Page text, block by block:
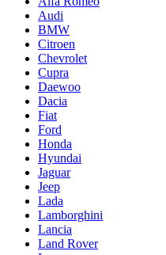
Audi
BMW
Citroen
Chevrolet
Cupra
Daewoo
Dacia
Fiat
Ford
Honda
Hyundai
Jaguar
Jeep
Lada
Lamborghini
Lancia
Land Rover